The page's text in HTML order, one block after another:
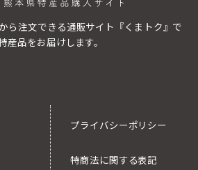
ら注文できる通販サイト『くまトク』で
産品をお届けします。
プライバシーポリシー
特商法に関する表記